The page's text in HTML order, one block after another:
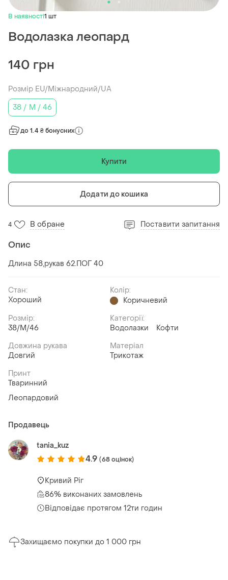
В наявності1 шт
Водолазка леопард
140 грн
Розмір EU/Міжнародний/UA
38 / M / 46
до 1.4 ₴ бонусних
Купити
Додати до кошика
4 В обране Поставити запитання
Опис
Длина 58,рукав 62.ПОГ 40
Стан:
Хороший
Колір:
Коричневий
Розмір:
38/M/46
Категорії:
Водолазки
Кофти
Довжина рукава
Довгий
Матеріал
Трикотаж
Принт
Тваринний
Леопардовий
Продавець
tania_kuz
4.9 (68 оцінок)
Кривий Ріг
86% виконаних замовлень
Відповідає протягом 12ти годин
Захищаємо покупки до 1 000 грн